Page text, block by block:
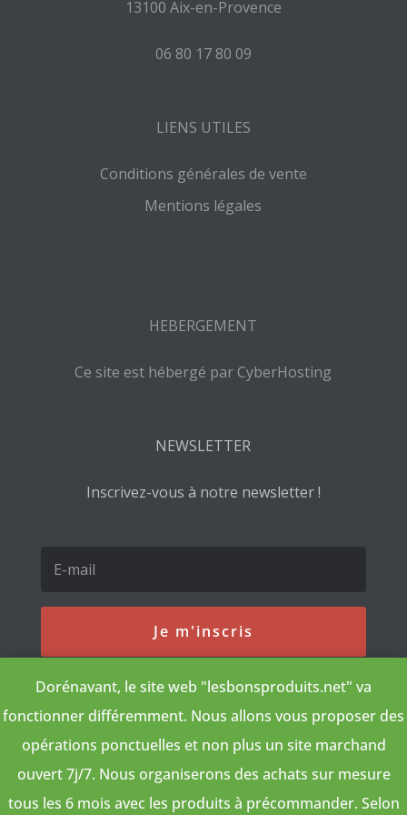
13100 Aix-en-Provence
06 80 17 80 09
LIENS UTILES
Conditions générales de vente
Mentions légales
HEBERGEMENT
Ce site est hébergé par CyberHosting
NEWSLETTER
Inscrivez-vous à notre newsletter !
Je m'inscris
Les bons produits® Tous droits réservés
Nous utilisons des cookies pour vous
garantir la meilleure expérience sur
notre site. Si vous continuez à utiliser
ce dernier, nous considérerons que
vous acceptez l'utilisation des
cookies.
Dorénavant, le site web "lesbonsproduits.net" va
fonctionner différemment. Nous allons vous proposer des
opérations ponctuelles et non plus un site marchand
ouvert 7j/7. Nous organiserons des achats sur mesure
tous les 6 mois avec les produits à précommander. Selon